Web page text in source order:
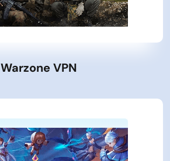
Warzone VPN